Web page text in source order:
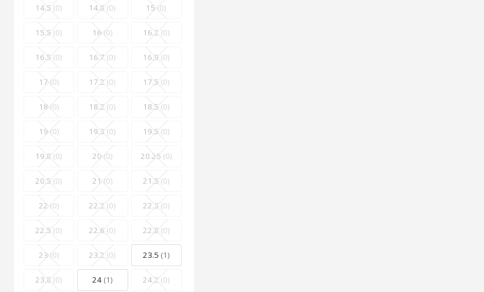
14.5 (0) 14.8 (0) 15(0)
15.5 (0) 16(0) 16.2(0)
16.5 (0) 16.7 (0) 16.9(0)
17(0) 17.2 (0) 17.5(0)
18(0) 18.2 (0) 18.5 (0)
19(0) 19.3 (0) 19.5(0)
19.8 (0) 20(0) 20.25 (0)
20.5 (0) 21(0) 21.5(0)
22(0) 22.2 (0) 22.3(0)
22.5 (0) 22.6 (0) 22.8(0)
23(0) 23.2 (0) 23.5 (1)
23.8 (0) 24 (1) 24.2(0)